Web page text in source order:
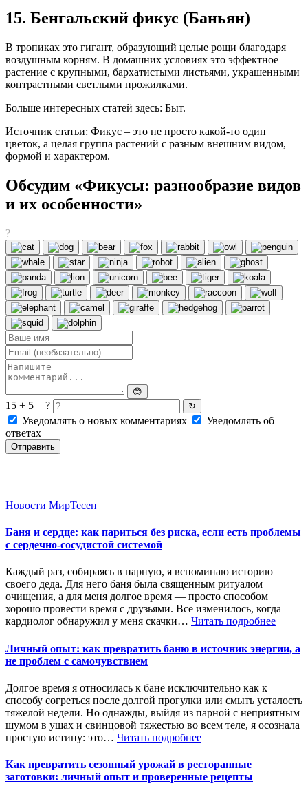
15. Бенгальский фикус (Баньян)
В тропиках это гигант, образующий целые рощи благодаря
воздушным корням. В домашних условиях это эффектное
растение с крупными, бархатистыми листьями, украшенными
контрастными светлыми прожилками.
Больше интересных статей здесь: Быт.
Источник статьи: Фикус – это не просто какой-то один
цветок, а целая группа растений с разным внешним видом,
формой и характером.
Обсудим «Фикусы: разнообразие видов
и их особенности»
?
😊
15 + 5 = ? ↻
Уведомлять о новых комментариях
Уведомлять об
ответах
Отправить
Новости МирТесен
Баня и сердце: как париться без риска, если есть проблемы
с сердечно-сосудистой системой
Каждый раз, собираясь в парную, я вспоминаю историю
своего деда. Для него баня была священным ритуалом
очищения, а для меня долгое время — просто способом
хорошо провести время с друзьями. Все изменилось, когда
кардиолог обнаружил у меня скачки… Читать подробнее
Личный опыт: как превратить баню в источник энергии, а
не проблем с самочувствием
Долгое время я относилась к бане исключительно как к
способу согреться после долгой прогулки или смыть усталость
тяжелой недели. Но однажды, выйдя из парной с неприятным
шумом в ушах и свинцовой тяжестью во всем теле, я осознала
простую истину: это… Читать подробнее
Как превратить сезонный урожай в ресторанные
заготовки: личный опыт и проверенные рецепты